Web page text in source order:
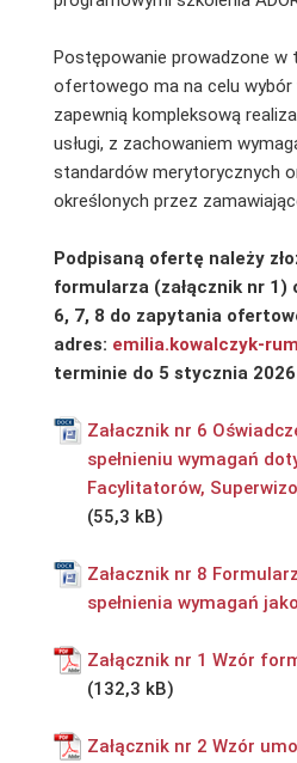
Postępowanie prowadzone w
ofertowego ma na celu
zapewnią kompleksową
usługi, z zachowaniem
standardów merytorycznych
określonych przez
Podpisaną ofertę należy
formularza (załącznik nr 1)
6, 7, 8 do zapytania
adres: emilia.kowalczyk-
terminie do 5 stycznia
Załacznik nr 6
spełnieniu wymagań
Facylitatorów,
Załacznik nr 8
spełnienia wymagań
Załącznik nr 1 Wzór
Załącznik nr 2 Wzór